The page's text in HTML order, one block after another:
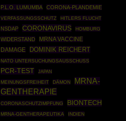
P.L.O. LUMUMBA CORONA-PLANDEMIE
VERFASSUNGSSCHUTZ HITLERS FLUCHT
NSDAP CORONAVIRUS HOMBURG
WIDERSTAND
MRNA VACCINE
DAMAGE
DOMINIK REICHERT
NATO UNTERSUCHUNGSAUSSCHUSS
PCR-TEST JAPAN
MEINUNGSFREIHEIT DÄMON
MRNA-
GENTHERAPIE
CORONASCHUTZIMPFUNG BIONTECH
MRNA-GENTHERAPEUTIKA
INDIEN